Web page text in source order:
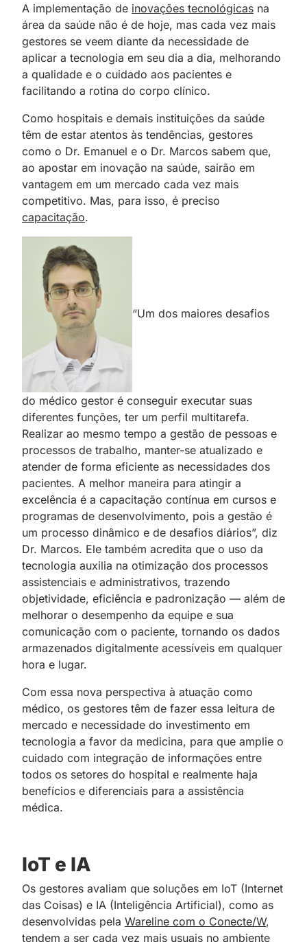
A implementação de inovações tecnológicas na
área da saúde não é de hoje, mas cada vez mais
gestores se veem diante da necessidade de
aplicar a tecnologia em seu dia a dia, melhorando
a qualidade e o cuidado aos pacientes e
facilitando a rotina do corpo clínico.
Como hospitais e demais instituições da saúde
têm de estar atentos às tendências, gestores
como o Dr. Emanuel e o Dr. Marcos sabem que,
ao apostar em inovação na saúde, sairão em
vantagem em um mercado cada vez mais
competitivo. Mas, para isso, é preciso
capacitação.
“Um dos maiores desafios
do médico gestor é conseguir executar suas
diferentes funções, ter um perfil multitarefa.
Realizar ao mesmo tempo a gestão de pessoas e
processos de trabalho, manter-se atualizado e
atender de forma eficiente as necessidades dos
pacientes. A melhor maneira para atingir a
excelência é a capacitação contínua em cursos e
programas de desenvolvimento, pois a gestão é
um processo dinâmico e de desafios diários”, diz
Dr. Marcos. Ele também acredita que o uso da
tecnologia auxilia na otimização dos processos
assistenciais e administrativos, trazendo
objetividade, eficiência e padronização — além de
melhorar o desempenho da equipe e sua
comunicação com o paciente, tornando os dados
armazenados digitalmente acessíveis em qualquer
hora e lugar.
Com essa nova perspectiva à atuação como
médico, os gestores têm de fazer essa leitura de
mercado e necessidade do investimento em
tecnologia a favor da medicina, para que amplie o
cuidado com integração de informações entre
todos os setores do hospital e realmente haja
benefícios e diferenciais para a assistência
médica.
IoT e IA
Os gestores avaliam que soluções em IoT (Internet
das Coisas) e IA (Inteligência Artificial), como as
desenvolvidas pela Wareline com o Conecte/W,
tendem a ser cada vez mais usuais no ambiente